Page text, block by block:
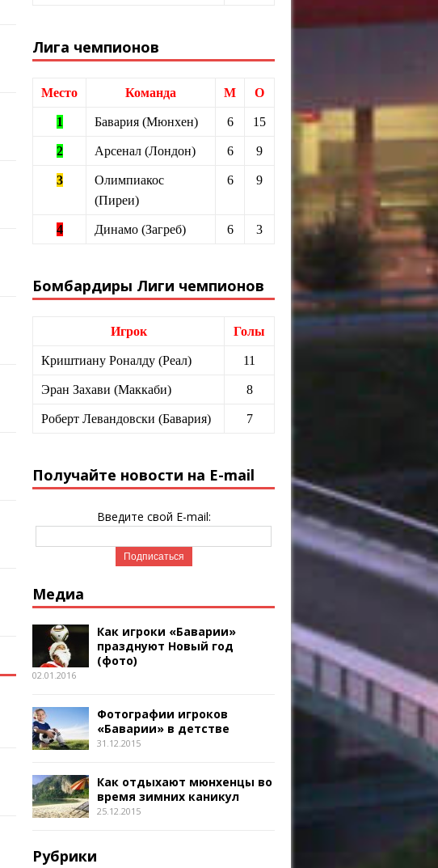
Лига чемпионов
Место Команда М О
1 Бавария (Мюнхен) 6 15
2 Арсенал (Лондон) 6 9
3
Олимпиакос
(Пиреи)
6 9
4 Динамо (Загреб) 6 3
Бомбардиры Лиги чемпионов
Игрок Голы
Криштиану Роналду (Реал) 11
Эран Захави (Маккаби) 8
Роберт Левандовски (Бавария) 7
Получайте новости на E-mail
Введите свой E-mail:
Медиа
Как игроки «Баварии»
празднуют Новый год
(фото)
02.01.2016
Фотографии игроков
«Баварии» в детстве
31.12.2015
Как отдыхают мюнхенцы во
время зимних каникул
25.12.2015
Рубрики